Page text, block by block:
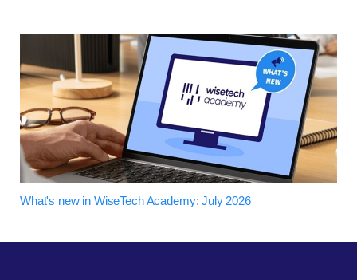
What's new in WiseTech Academy: July 2026